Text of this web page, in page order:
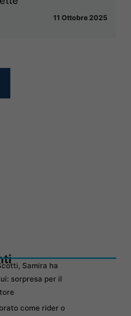
11 Ottobre 2025
Samira ha
sorpresa per il
come rider o